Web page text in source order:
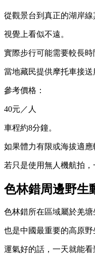
從觀景台到真正的湖岸線
視覺上看似不遠。
實際步行可能需要較長時
當地藏民提供摩托車接送
參考價格：
40元／人
車程約8分鐘。
如果體力有限或海拔適應
若只是使用無人機航拍，
色林錯周邊野生
色林錯所在區域屬於羌塘
也是中國最重要的高原野
運氣好的話，一天就能看